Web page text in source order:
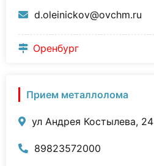
d.oleinickov@ovchm.ru
Оренбург
Прием металлолома
ул Андрея Костылева, 24
89823572000